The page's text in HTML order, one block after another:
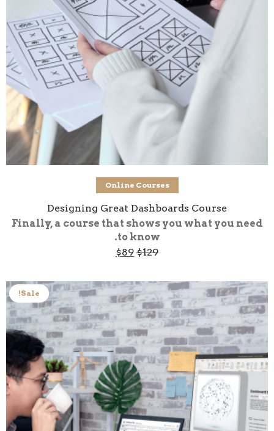
Add to cart
Online Courses
Designing Great Dashboards Course
Finally, a course that shows you what you need
to know.
$129
Original
price
$129.
$89
price
$89.
Sale!